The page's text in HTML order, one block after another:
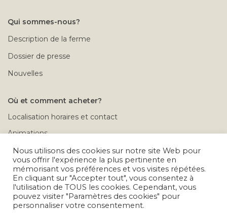
Qui sommes-nous?
Description de la ferme
Dossier de presse
Nouvelles
Où et comment acheter?
Localisation horaires et contact
Animations
Rendez-vous à la ferme
Conditions de vente
Calendrier des déplacements
Problèmes après achat
Nous utilisons des cookies sur notre site Web pour
vous offrir l'expérience la plus pertinente en
mémorisant vos préférences et vos visites répétées.
En cliquant sur "Accepter tout", vous consentez à
l'utilisation de TOUS les cookies. Cependant, vous
pouvez visiter "Paramètres des cookies" pour
personnaliser votre consentement.